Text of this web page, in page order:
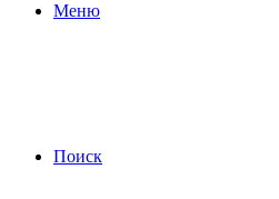
Меню
Поиск